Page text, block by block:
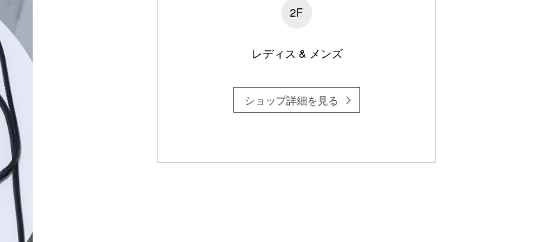
2F
レディス & メンズ
ショップ詳細を見る